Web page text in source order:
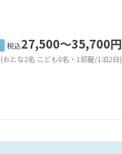
税込27,500～35,700円
(おとな2名 こども0名・1部屋/1泊2日)